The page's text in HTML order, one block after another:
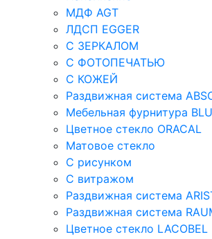
МДФ AGT
ЛДСП EGGER
С ЗЕРКАЛОМ
С ФОТОПЕЧАТЬЮ
С КОЖЕЙ
Раздвижная система
Мебельная фурнитура
Цветное стекло ORACAL
Матовое стекло
C рисунком
C витражом
Раздвижная система
Раздвижная система
Цветное стекло LACOBEL